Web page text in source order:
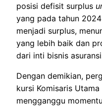
posisi defisit surplus
yang pada tahun
menjadi surplus,
yang lebih baik dan
dari inti bisnis
Dengan demikian,
kursi Komisaris
mengganggu